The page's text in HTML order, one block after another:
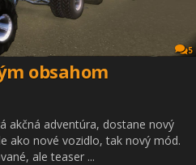
5
obsahom
akčná adventúra, dostane nový
ako nové vozidlo, tak nový mód.
ale teaser ...